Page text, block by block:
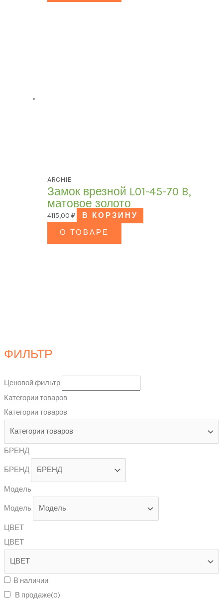
ФИЛЬТР
Ценовой фильтр
Категории товаров
Категории товаров
БРЕНД
БРЕНД
Модель
Модель
ЦВЕТ
ЦВЕТ
В наличии
В продаже(0)
ARCHIE
Замок врезной L01-45-70 B,
матовое золото
4115,00₽
В КОРЗИНУ
О ТОВАРЕ